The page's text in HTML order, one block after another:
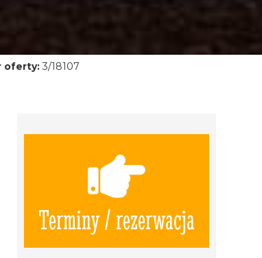
oferty: 3/18107
Terminy / rezerwacja